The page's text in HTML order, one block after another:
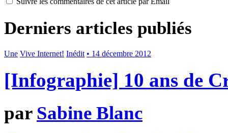
Derniers articles publiés
Une Vive Internet! Inédit • 14 décembre 2012
[Infographie] 10 ans de
par Sabine Blanc